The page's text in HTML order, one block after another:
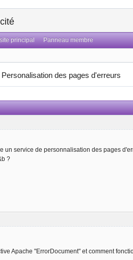
principal Panneau membre
Personalisation des pages d'erreurs
un service de personnalisation des pages
?
Apache "ErrorDocument" et comment